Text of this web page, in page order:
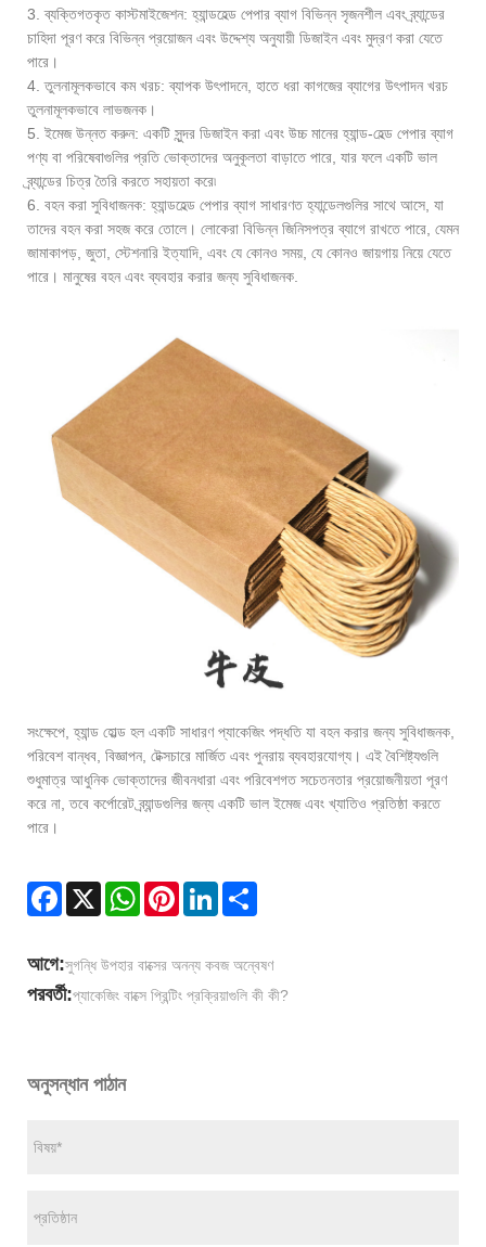
3. ব্যক্তিগতকৃত কাস্টমাইজেশন: হ্যান্ডহেল্ড পেপার ব্যাগ বিভিন্ন সৃজনশীল এবং ব্র্যান্ডের
চাহিদা পূরণ করে বিভিন্ন প্রয়োজন এবং উদ্দেশ্য অনুযায়ী ডিজাইন এবং মুদ্রণ করা যেতে
পারে।
4. তুলনামূলকভাবে কম খরচ: ব্যাপক উৎপাদনে, হাতে ধরা কাগজের ব্যাগের উৎপাদন খরচ
তুলনামূলকভাবে লাভজনক।
5. ইমেজ উন্নত করুন: একটি সুন্দর ডিজাইন করা এবং উচ্চ মানের হ্যান্ড-হেল্ড পেপার ব্যাগ
পণ্য বা পরিষেবাগুলির প্রতি ভোক্তাদের অনুকূলতা বাড়াতে পারে, যার ফলে একটি ভাল
ব্র্যান্ডের চিত্র তৈরি করতে সহায়তা করে৷
6. বহন করা সুবিধাজনক: হ্যান্ডহেল্ড পেপার ব্যাগ সাধারণত হ্যান্ডেলগুলির সাথে আসে, যা
তাদের বহন করা সহজ করে তোলে। লোকেরা বিভিন্ন জিনিসপত্র ব্যাগে রাখতে পারে, যেমন
জামাকাপড়, জুতা, স্টেশনারি ইত্যাদি, এবং যে কোনও সময়, যে কোনও জায়গায় নিয়ে যেতে
পারে। মানুষের বহন এবং ব্যবহার করার জন্য সুবিধাজনক.
সংক্ষেপে, হ্যান্ড হোল্ড হল একটি সাধারণ প্যাকেজিং পদ্ধতি যা বহন করার জন্য সুবিধাজনক,
পরিবেশ বান্ধব, বিজ্ঞাপন, টেক্সচারে মার্জিত এবং পুনরায় ব্যবহারযোগ্য। এই বৈশিষ্ট্যগুলি
শুধুমাত্র আধুনিক ভোক্তাদের জীবনধারা এবং পরিবেশগত সচেতনতার প্রয়োজনীয়তা পূরণ
করে না, তবে কর্পোরেট ব্র্যান্ডগুলির জন্য একটি ভাল ইমেজ এবং খ্যাতিও প্রতিষ্ঠা করতে
পারে।
Facebook
X WhatsAppPinterestLinkedIn
আগে:সুগন্ধি উপহার বাক্সের অনন্য কবজ অন্বেষণ
পরবর্তী:প্যাকেজিং বাক্সে প্রিন্টিং প্রক্রিয়াগুলি কী কী?
অনুসন্ধান পাঠান